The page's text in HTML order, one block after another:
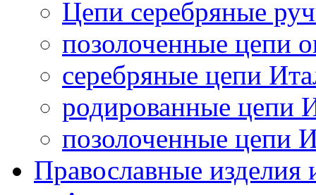
Цепи серебряные
позолоченные цепи
серебряные цепи
родированные цепи
позолоченные цепи
Православные изделия